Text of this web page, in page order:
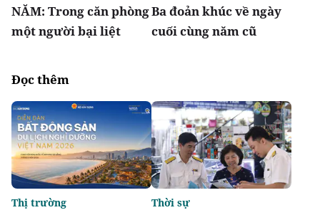
NĂM: Trong căn phòng
một người bại liệt
Ba đoản khúc về ngày
cuối cùng năm cũ
Đọc thêm
Thị trường Thời sự